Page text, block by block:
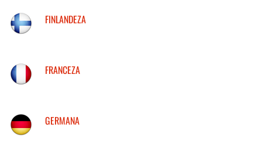
FINLANDEZA
FRANCEZA
GERMANA